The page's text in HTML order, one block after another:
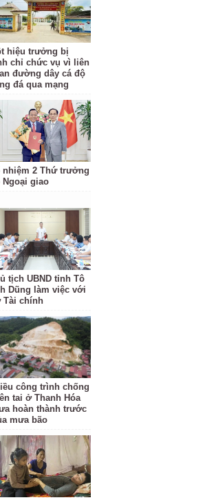
hiệu trưởng bị
chỉ chức vụ vì liên
đường dây cá độ
đá qua mạng
nhiệm 2 Thứ trưởng
Ngoại giao
tịch UBND tỉnh Tô
Dũng làm việc với
Tài chính
công trình chống
tai ở Thanh Hóa
hoàn thành trước
mưa bão